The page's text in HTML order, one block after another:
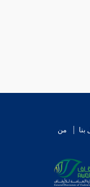
بنا
من